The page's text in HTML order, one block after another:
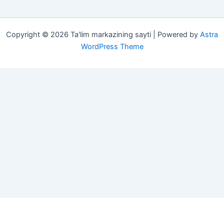
Copyright © 2026 Ta'lim markazining sayti | Powered by Astra
WordPress Theme